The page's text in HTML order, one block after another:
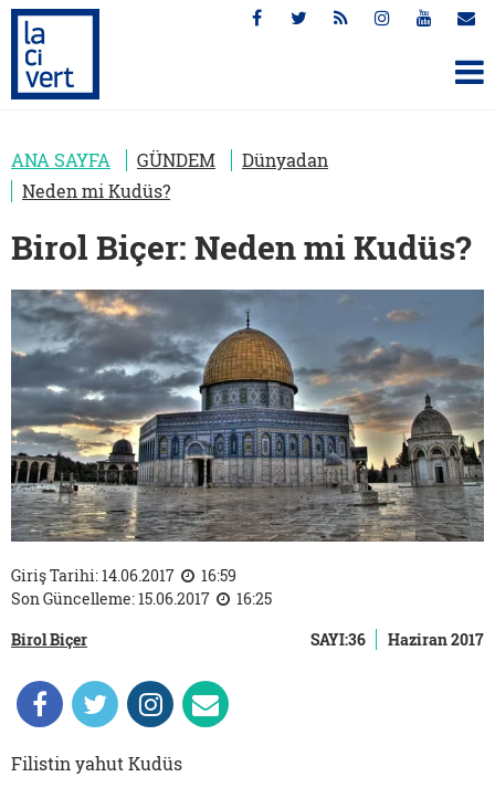
ANA SAYFA GÜNDEM
Dünyadan
Neden mi Kudüs?
Birol Biçer: Neden mi Kudüs?
Giriş Tarihi: 14.06.2017
16:59
Son Güncelleme: 15.06.2017
16:25
Birol Biçer
SAYI:36 Haziran 2017
Filistin yahut Kudüs